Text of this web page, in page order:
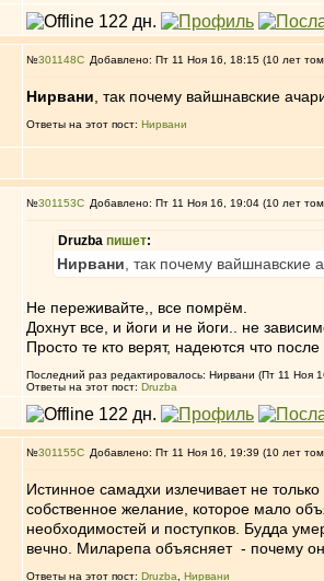
№301148 Добавлено: Пт 11 Ноя 16, 18:15 (10 лет
Нирвани , так почему вайшнавские
Ответы на этот пост: Нирвани
№301153 Добавлено: Пт 11 Ноя 16, 19:04 (10 лет
Druzba пишет:
Нирвани , так почему
Не переживайте,, все помрём.
Дохнут все, и йоги и не йоги.. не
Просто те кто верят, надеются что
Последний раз редактировалось: Нирвани (Пт 11 Ноя
Ответы на этот пост: Druzba
№301155 Добавлено: Пт 11 Ноя 16, 19:39 (10 лет
Истинное самадхи излечивает не
собственное желание, которое мало
необходимостей и поступков. Будда
вечно. Миларепа объясняет - почему
Ответы на этот пост: Druzba Нирвани